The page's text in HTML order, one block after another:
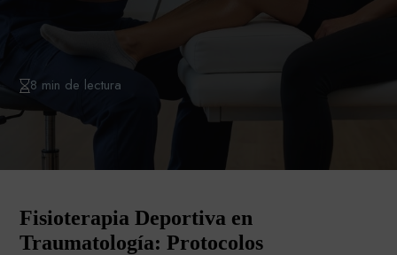
8 min de lectura
Fisioterapia Deportiva en
Traumatología: Protocolos